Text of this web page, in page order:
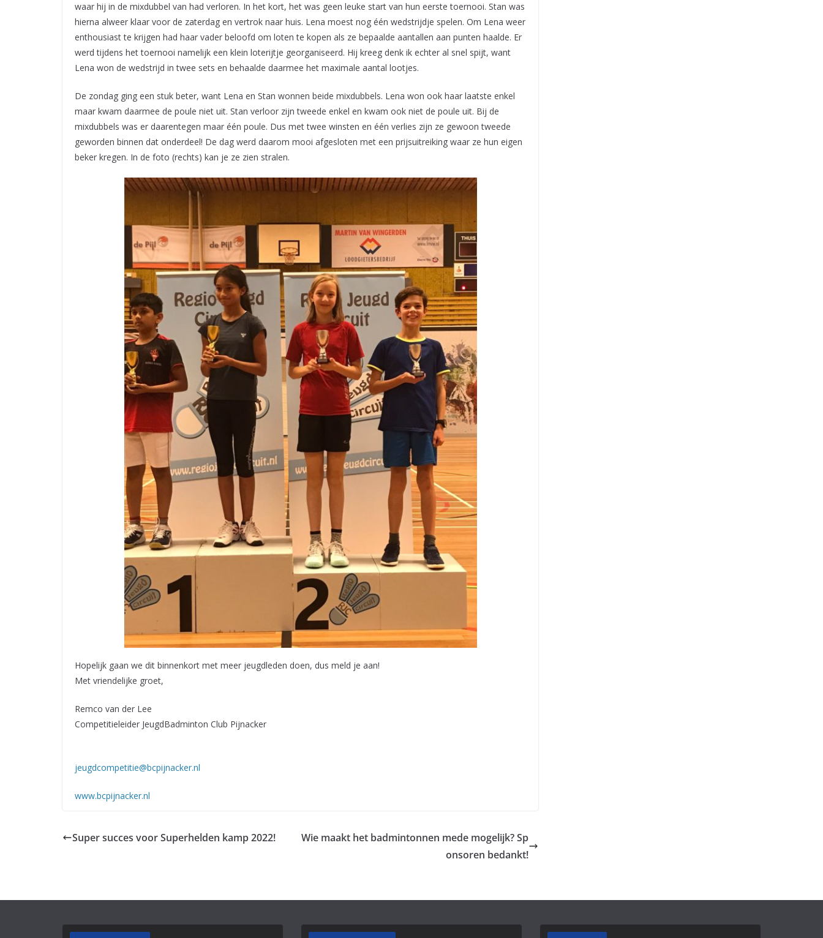
waar hij in de mixdubbel van had verloren. In het kort, het was geen leuke start van hun eerste toernooi. Stan was
hierna alweer klaar voor de zaterdag en vertrok naar huis. Lena moest nog één wedstrijdje spelen. Om Lena weer
enthousiast te krijgen had haar vader beloofd om loten te kopen als ze bepaalde aantallen aan punten haalde. Er
werd tijdens het toernooi namelijk een klein loterijtje georganiseerd. Hij kreeg denk ik echter al snel spijt, want
Lena won de wedstrijd in twee sets en behaalde daarmee het maximale aantal lootjes.
De zondag ging een stuk beter, want Lena en Stan wonnen beide mixdubbels. Lena won ook haar laatste enkel
maar kwam daarmee de poule niet uit. Stan verloor zijn tweede enkel en kwam ook niet de poule uit. Bij de
mixdubbels was er daarentegen maar één poule. Dus met twee winsten en één verlies zijn ze gewoon tweede
geworden binnen dat onderdeel! De dag werd daarom mooi afgesloten met een prijsuitreiking waar ze hun eigen
beker kregen. In de foto (rechts) kan je ze zien stralen.
Hopelijk gaan we dit binnenkort met meer jeugdleden doen, dus meld je aan!
Met vriendelijke groet,
Remco van der Lee
Competitieleider JeugdBadminton Club Pijnacker
jeugdcompetitie@bcpijnacker.nl
www.bcpijnacker.nl
Super succes voor Superhelden kamp 2022!
Wie maakt het badmintonnen mede mogelijk? Sp
onsoren bedankt!